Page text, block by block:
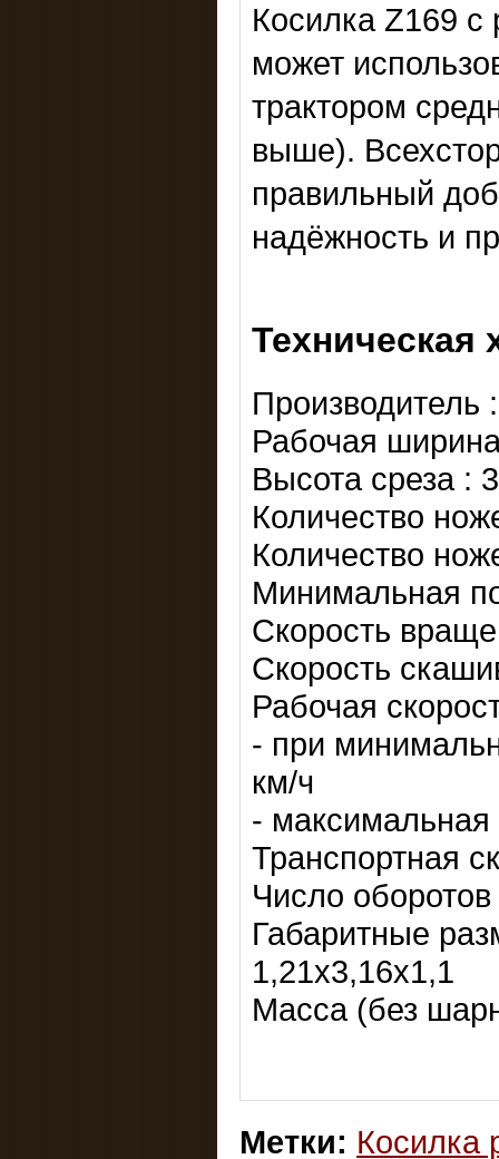
Косилка Z169
может
трактором
выше).
правильный
надёжность и
Техническая
Рабочая
Высота среза :
Количество
Количество
Минимальная
Скорость
Скорость
Рабочая
- при
км/ч
-
Транспортная
Число
Габаритные
1,21х3,16х1,1
Масса (без
Метки: Косилка